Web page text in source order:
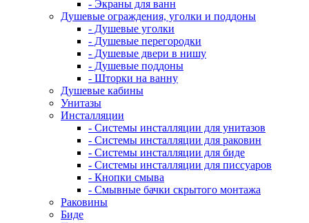
- Экраны для ванн
Душевые ограждения, уголки и поддоны
- Душевые уголки
- Душевые перегородки
- Душевые двери в нишу
- Душевые поддоны
- Шторки на ванну
Душевые кабины
Унитазы
Инсталляции
- Системы инсталляции для унитазов
- Системы инсталляции для раковин
- Системы инсталляции для биде
- Системы инсталляции для писсуаров
- Кнопки смыва
- Смывные бачки скрытого монтажа
Раковины
Биде